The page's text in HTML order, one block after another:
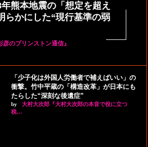
熊本地震の「想定を超え
らかにした“現行基準の弱
のプリンストン通信』
「少子化は外国人労働者で補えばいい」の
衝撃。竹中平蔵の「構造改革」が日本にも
たらした“深刻な後遺症”
by
大村大次郎『大村大次郎の本音で役に立つ
税…